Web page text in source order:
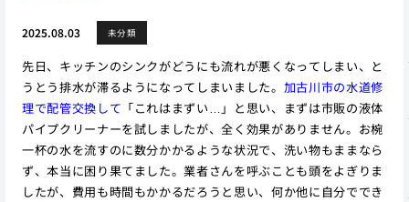
2025.08.03 未分類
先日、キッチンのシンクがどうにも流れが悪くなってしまい、と
うとう排水が滞るようになってしまいました。 加古川市の水道修
理で配管交換して 「これはまずい…」と思い、まずは市販の液体
パイプクリーナーを試しましたが、全く効果がありません。お椀
一杯の水を流すのに数分かかるような状況で、洗い物もままなら
ず、本当に困り果てました。業者さんを呼ぶことも頭をよぎりま
したが、費用も時間もかかるだろうと思い、何か他に自分ででき